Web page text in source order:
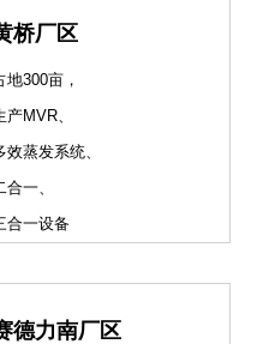
桥厂区
地300亩，
产MVR、
效蒸发系统、
合一、
合一设备
德力南厂区